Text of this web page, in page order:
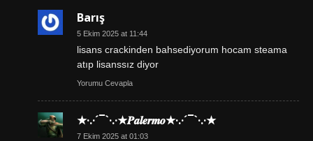
Barış
5 Ekim 2025 at 11:44
lisans crackinden bahsediyorum hocam steama
atıp lisanssız diyor
Yorumu Cevapla
★·.·´¯`·.·★𝑷𝒂𝒍𝒆𝒓𝒎𝒐★·.·´¯`·.·★
7 Ekim 2025 at 01:03